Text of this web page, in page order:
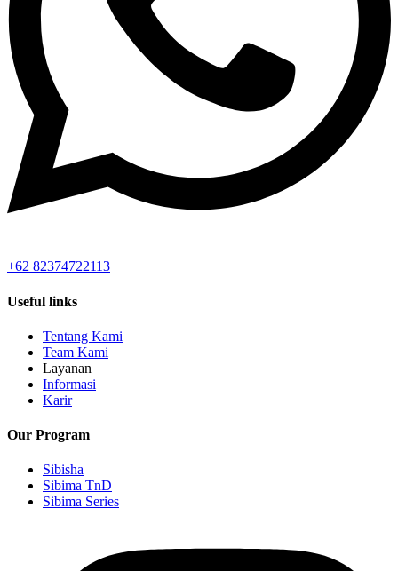
+62 82374722113
Useful links
Tentang Kami
Team Kami
Layanan
Informasi
Karir
Our Program
Sibisha
Sibima TnD
Sibima Series